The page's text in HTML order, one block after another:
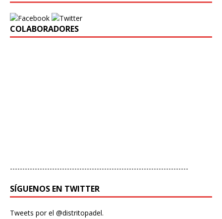
COLABORADORES
------------------------------------------------------------------------
SÍGUENOS EN TWITTER
Tweets por el @distritopadel.